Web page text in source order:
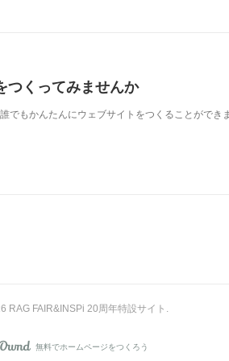
つくってみませんか
でもかんたんにウェブサイトをつくることができま
RAG FAIR&INSPi 20周年特設サイト .
AmebaOwnd
無料でホームページをつくろう